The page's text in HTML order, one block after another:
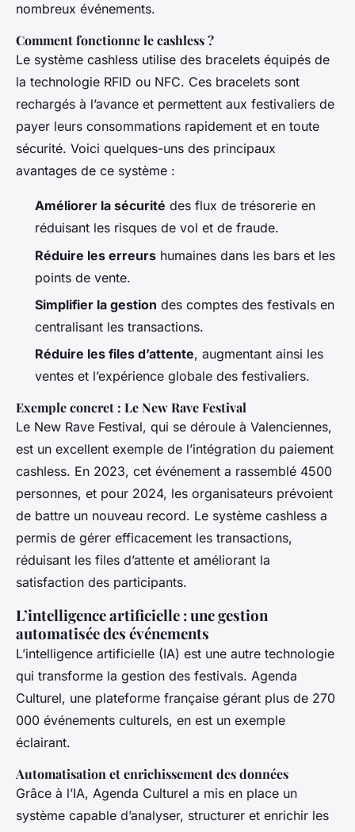
nombreux événements.
Comment fonctionne le cashless ?
Le système cashless utilise des bracelets équipés de
la technologie RFID ou NFC. Ces bracelets sont
rechargés à l’avance et permettent aux festivaliers de
payer leurs consommations rapidement et en toute
sécurité. Voici quelques-uns des principaux
avantages de ce système :
Améliorer la sécurité des flux de trésorerie en
réduisant les risques de vol et de fraude.
Réduire les erreurs humaines dans les bars et les
points de vente.
Simplifier la gestion des comptes des festivals en
centralisant les transactions.
Réduire les files d’attente, augmentant ainsi les
ventes et l’expérience globale des festivaliers.
Exemple concret : Le New Rave Festival
Le New Rave Festival, qui se déroule à Valenciennes,
est un excellent exemple de l’intégration du paiement
cashless. En 2023, cet événement a rassemblé 4500
personnes, et pour 2024, les organisateurs prévoient
de battre un nouveau record. Le système cashless a
permis de gérer efficacement les transactions,
réduisant les files d’attente et améliorant la
satisfaction des participants.
L’intelligence artificielle : une gestion
automatisée des événements
L’intelligence artificielle (IA) est une autre technologie
qui transforme la gestion des festivals. Agenda
Culturel, une plateforme française gérant plus de 270
000 événements culturels, en est un exemple
éclairant.
Automatisation et enrichissement des données
Grâce à l’IA, Agenda Culturel a mis en place un
système capable d’analyser, structurer et enrichir les